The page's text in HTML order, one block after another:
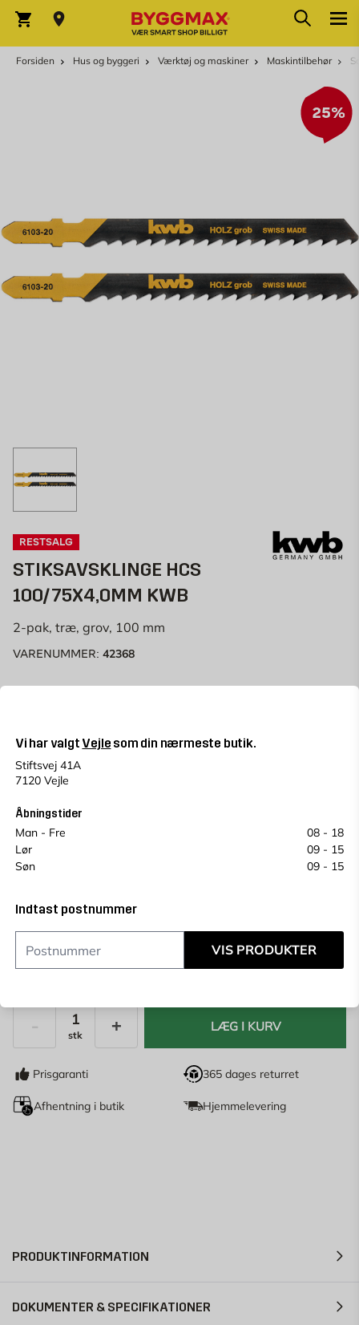
Vi har valgt Vejle som din nærmeste butik.
Stiftsvej 41A
7120 Vejle
Åbningstider
Man - Fre
08 - 18
Lør
09 - 15
Søn
09 - 15
Indtast postnummer
VIS PRODUKTER
Indkøbskurv Søg
Forsiden Hus og byggeri Værktøj og maskiner Maskintilbehør
25%
RESTSALG
STIKSAVSKLINGE HCS
100/75X4,0MM KWB
2-pak, træ, grov, 100 mm
VARENUMMER: 42368
Stiksavsklinger fra Kwb af høj kvalitet, velegnet til alle
Vejle
Vælg en alternativ for at se antal
Prisen kan variere fra butik til butik.
Et plukkegebyr på 49 kr vil blive tilføjet på vores
Indtastpostnummer
15,71 KR. 20,95 KR.
stk
LÆG I KURV
Prisgaranti 365 dages returret
Afhentning i butik Hjemmelevering
PRODUKTINFORMATION
DOKUMENTER & SPECIFIKATIONER